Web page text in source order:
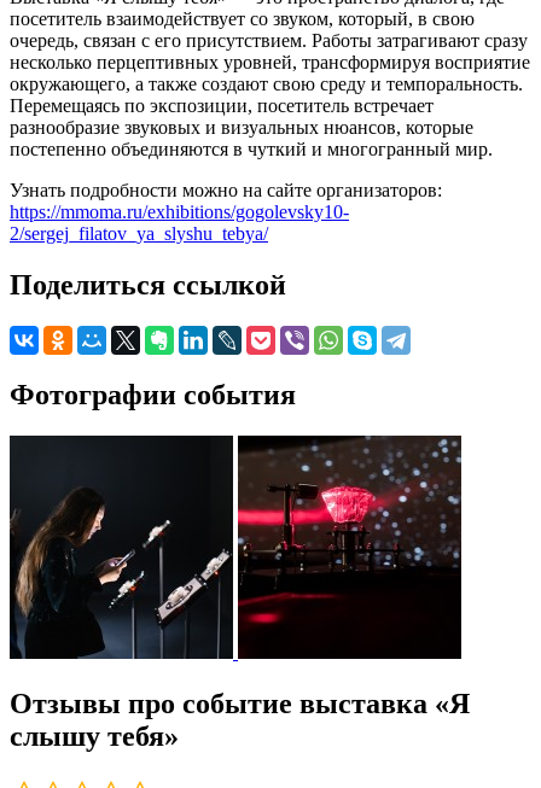
посетитель взаимодействует со звуком, который, в свою
очередь, связан с его присутствием. Работы затрагивают сразу
несколько перцептивных уровней, трансформируя восприятие
окружающего, а также создают свою среду и темпоральность.
Перемещаясь по экспозиции, посетитель встречает
разнообразие звуковых и визуальных нюансов, которые
постепенно объединяются в чуткий и многогранный мир.
Узнать подробности можно на сайте организаторов:
https://mmoma.ru/exhibitions/gogolevsky10-
2/sergej_filatov_ya_slyshu_tebya/
Поделиться ссылкой
Фотографии события
Отзывы про событие выставка «Я
слышу тебя»